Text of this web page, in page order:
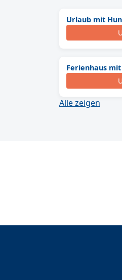
Urlaub mit
Ferienhaus
Alle zeigen